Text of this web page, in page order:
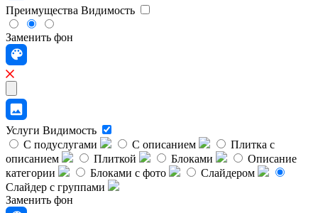
Преимущества Видимость
Заменить фон
Услуги Видимость
С подуслугами
С описанием
Плитка с
описанием
Плиткой Блоками
Описание
категории
Блоками с фото
Слайдером
Слайдер с группами
Заменить фон